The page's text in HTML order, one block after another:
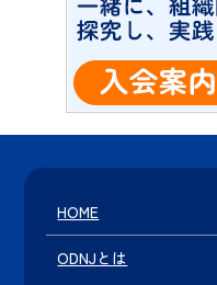
HOME
ODNJとは